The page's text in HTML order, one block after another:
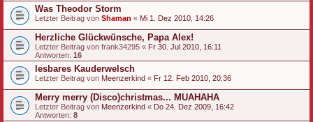
Was Theodor Storm
Letzter Beitrag von Shaman « Mi 1. Dez 2010, 14:26
Herzliche Glückwünsche, Papa Alex!
Letzter Beitrag von frank34295 « Fr 30. Jul 2010, 16:11
Antworten: 16
lesbares Kauderwelsch
Letzter Beitrag von Meenzerkind « Fr 12. Feb 2010, 20:36
Merry merry (Disco)christmas... MUAHAHA
Letzter Beitrag von Meenzerkind « Do 24. Dez 2009, 16:42
Antworten: 8